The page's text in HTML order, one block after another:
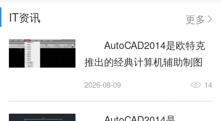
IT资讯
更多
AutoCAD2014是欧特克
推出的经典计算机辅助制图
工具，主打稳定2D施工图绘
2026-08-09 14